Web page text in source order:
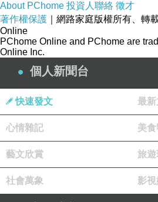
About PChome 投資人聯絡 徵才
著作權保護 ｜網路家庭版權所有、轉
Online
PChome Online and PChome are
Online Inc.
個人新聞台
快速發文 最
心情雜記 美
藝文欣賞 旅遊
社會萬象 影